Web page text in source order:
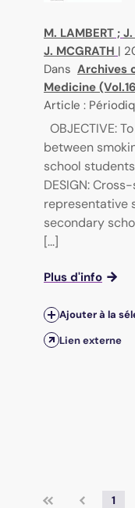
M. LAMBERT ; J.
J. MCGRATH |
Dans Archives
Medicine
Article :
OBJECTIVE:
between
school
DESIGN:
representative
secondary
[...]
Plus d'info
Ajouter à la
Lien externe
1